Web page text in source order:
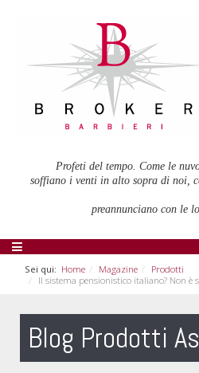
Profeti del tempo. Come le
soffiano i venti in alto sopra di noi,
preannunciano con le
Sei qui: Home Magazine
Prodotti
Il sistema pensionistico italiano? Non è
Blog Prodotti